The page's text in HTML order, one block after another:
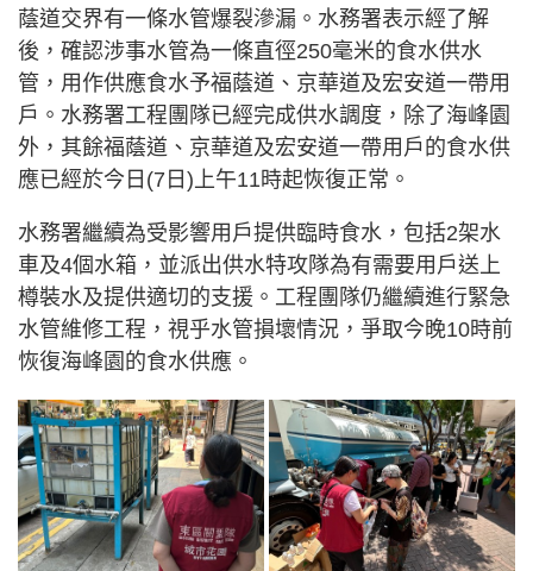
蔭道交界有一條水管爆裂滲漏。水務署表示經了解
後，確認涉事水管為一條直徑250毫米的食水供水
管，用作供應食水予福蔭道、京華道及宏安道一帶用
戶。水務署工程團隊已經完成供水調度，除了海峰園
外，其餘福蔭道、京華道及宏安道一帶用戶的食水供
應已經於今日(7日)上午11時起恢復正常。
水務署繼續為受影響用戶提供臨時食水，包括2架水
車及4個水箱，並派出供水特攻隊為有需要用戶送上
樽裝水及提供適切的支援。工程團隊仍繼續進行緊急
水管維修工程，視乎水管損壞情況，爭取今晚10時前
恢復海峰園的食水供應。